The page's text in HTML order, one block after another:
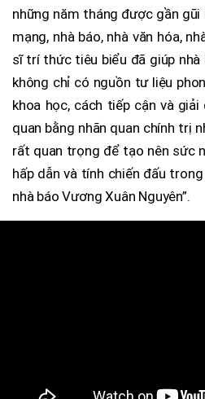
những năm tháng được gần gũi
mạng, nhà báo, nhà văn hóa,
sĩ trí thức tiêu biểu đã giúp nhà
không chỉ có nguồn tư liệu
khoa học, cách tiếp cận và
quan bằng nhãn quan chính trị
rất quan trọng để tạo nên sức
hấp dẫn và tính chiến đấu
nhà báo Vương Xuân Nguyên”.